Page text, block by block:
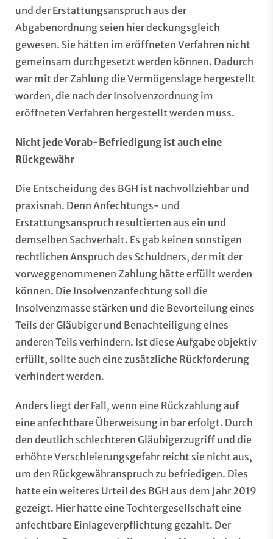
und der Erstattungsanspruch aus der
Abgabenordnung seien hier deckungsgleich
gewesen. Sie hätten im eröffneten Verfahren nicht
gemeinsam durchgesetzt werden können. Dadurch
war mit der Zahlung die Vermögenslage hergestellt
worden, die nach der Insolvenzordnung im
eröffneten Verfahren hergestellt werden muss.
Nicht jede Vorab-Befriedigung ist auch eine
Rückgewähr
Die Entscheidung des BGH ist nachvollziehbar und
praxisnah. Denn Anfechtungs- und
Erstattungsanspruch resultierten aus ein und
demselben Sachverhalt. Es gab keinen sonstigen
rechtlichen Anspruch des Schuldners, der mit der
vorweggenommenen Zahlung hätte erfüllt werden
können. Die Insolvenzanfechtung soll die
Insolvenzmasse stärken und die Bevorteilung eines
Teils der Gläubiger und Benachteiligung eines
anderen Teils verhindern. Ist diese Aufgabe objektiv
erfüllt, sollte auch eine zusätzliche Rückforderung
verhindert werden.
Anders liegt der Fall, wenn eine Rückzahlung auf
eine anfechtbare Überweisung in bar erfolgt. Durch
den deutlich schlechteren Gläubigerzugriff und die
erhöhte Verschleierungsgefahr reicht sie nicht aus,
um den Rückgewähranspruch zu befriedigen. Dies
hatte ein weiteres Urteil des BGH aus dem Jahr 2019
gezeigt. Hier hatte eine Tochtergesellschaft eine
anfechtbare Einlageverpflichtung gezahlt. Der